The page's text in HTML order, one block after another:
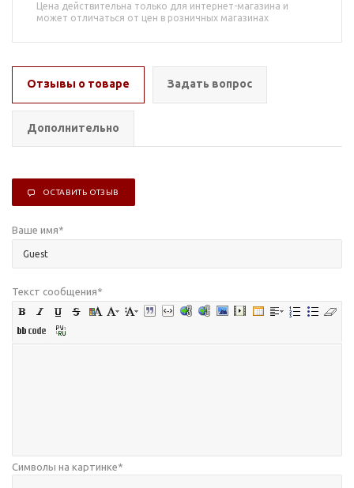
Цена действительна только для интернет-магазина и
может отличаться от цен в розничных магазинах
Отзывы о товаре Задать вопрос
Дополнительно
ОСТАВИТЬ ОТЗЫВ
Ваше имя*
Текст сообщения*
Символы на картинке*